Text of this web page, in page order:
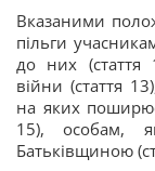
Вказаними
пільги
до них (стаття
війни (стаття
на яких
15), особам,
Батьківщиною